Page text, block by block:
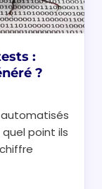
:
?
point ils